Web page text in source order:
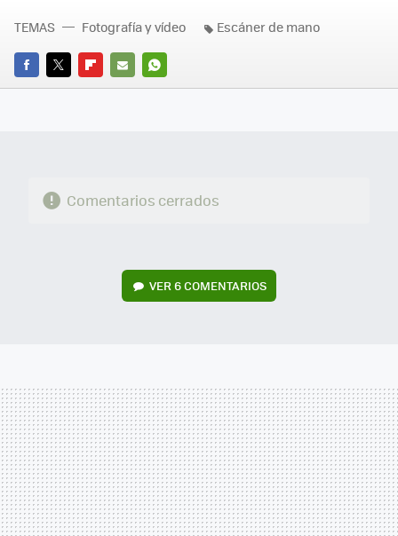
FACEBOOK
TWITTERFLIPBOARD
E-
WHATSAPP
TEMAS Fotografía y vídeo Escáner de mano
Comentarios cerrados
VER 6 COMENTARIOS